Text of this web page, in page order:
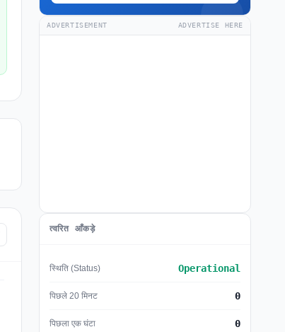
ADVERTISEMENT ADVERTISE HERE
त्वरित आँकड़े
स्थिति (Status) Operational
पिछले 20 मिनट 0
पिछला एक घंटा 0